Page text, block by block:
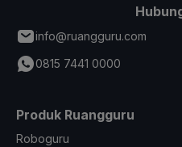
info@ruangguru.com
0815 7441 0000
Produk Ruangguru
Roboguru